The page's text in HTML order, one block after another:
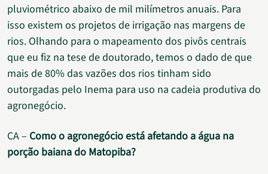
pluviométrico abaixo de mil milímetros anuais. Para
isso existem os projetos de irrigação nas margens de
rios. Olhando para o mapeamento dos pivôs centrais
que eu fiz na tese de doutorado, temos o dado de que
mais de 80% das vazões dos rios tinham sido
outorgadas pelo Inema para uso na cadeia produtiva do
agronegócio.
CA – Como o agronegócio está afetando a água na
porção baiana do Matopiba?